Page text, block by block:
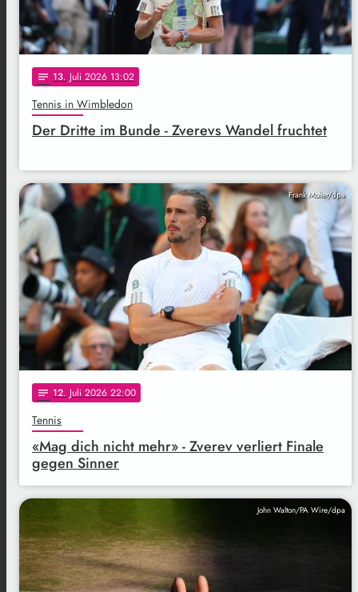
notes 13. Juli 2026 13:02
Tennis in Wimbledon
Der Dritte im Bunde - Zverevs Wandel fruchtet
Frank Molter/dpa
notes 12. Juli 2026 22:00
Tennis
«Mag dich nicht mehr» - Zverev verliert Finale
gegen Sinner
John Walton/PA Wire/dpa